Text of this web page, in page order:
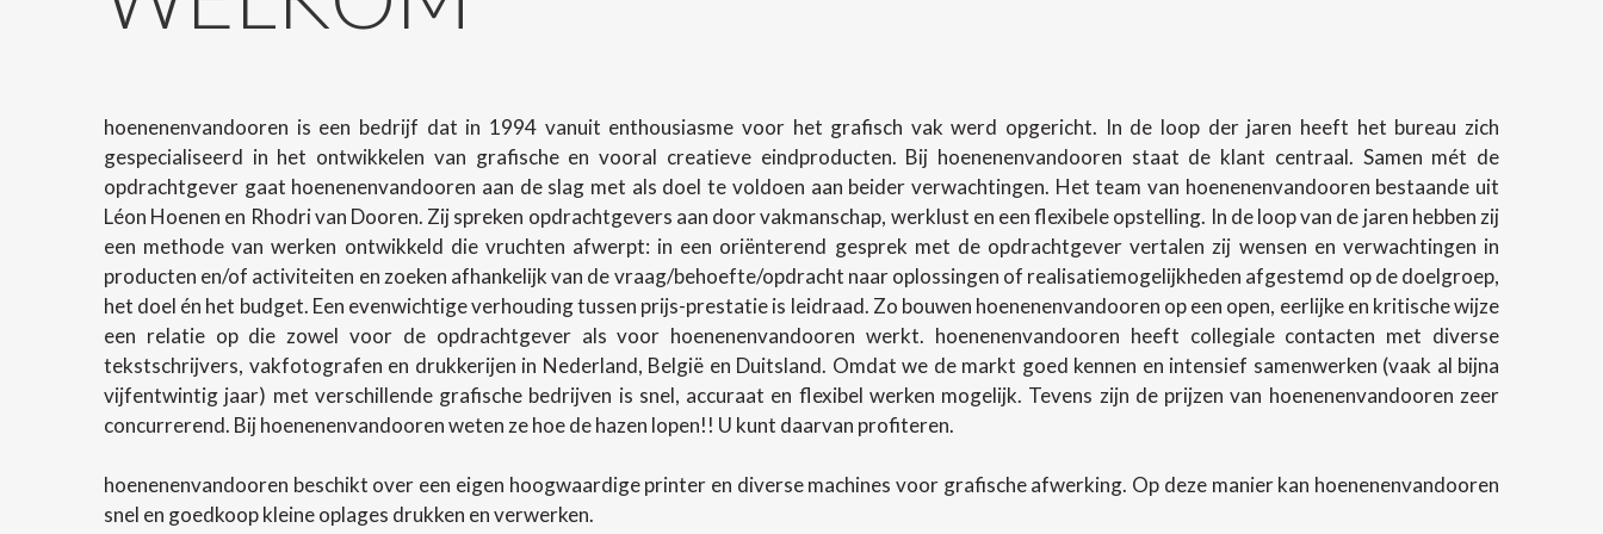
hoenenenvandooren is een bedrijf dat in 1994 vanuit enthousiasme voor het grafisch vak werd opgericht. In de loop der jaren heeft het bureau zich
gespecialiseerd in het ontwikkelen van grafische en vooral creatieve eindproducten. Bij hoenenenvandooren staat de klant centraal. Samen mét de
opdrachtgever gaat hoenenenvandooren aan de slag met als doel te voldoen aan beider verwachtingen. Het team van hoenenenvandooren bestaande uit
Léon Hoenen en Rhodri van Dooren. Zij spreken opdrachtgevers aan door vakmanschap, werklust en een flexibele opstelling. In de loop van de jaren hebben zij
een methode van werken ontwikkeld die vruchten afwerpt: in een oriënterend gesprek met de opdrachtgever vertalen zij wensen en verwachtingen in
producten en/of activiteiten en zoeken afhankelijk van de vraag/behoefte/opdracht naar oplossingen of realisatiemogelijkheden afgestemd op de doelgroep,
het doel én het budget. Een evenwichtige verhouding tussen prijs-prestatie is leidraad. Zo bouwen hoenenenvandooren op een open, eerlijke en kritische wijze
een relatie op die zowel voor de opdrachtgever als voor hoenenenvandooren werkt. hoenenenvandooren heeft collegiale contacten met diverse
tekstschrijvers, vakfotografen en drukkerijen in Nederland, België en Duitsland. Omdat we de markt goed kennen en intensief samenwerken (vaak al bijna
vijfentwintig jaar) met verschillende grafische bedrijven is snel, accuraat en flexibel werken mogelijk. Tevens zijn de prijzen van hoenenenvandooren zeer
concurrerend. Bij hoenenenvandooren weten ze hoe de hazen lopen!! U kunt daarvan profiteren.
hoenenenvandooren beschikt over een eigen hoogwaardige printer en diverse machines voor grafische afwerking. Op deze manier kan hoenenenvandooren
snel en goedkoop kleine oplages drukken en verwerken.